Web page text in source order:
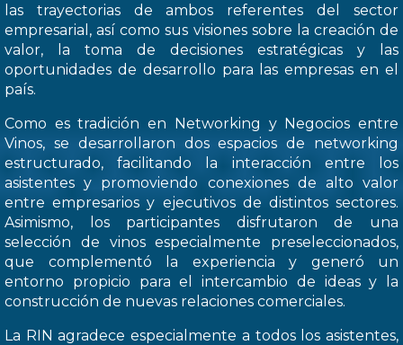
las trayectorias de ambos referentes del sector
empresarial, así como sus visiones sobre la creación de
valor, la toma de decisiones estratégicas y las
oportunidades de desarrollo para las empresas en el
país.
Como es tradición en Networking y Negocios entre
Vinos, se desarrollaron dos espacios de networking
estructurado, facilitando la interacción entre los
asistentes y promoviendo conexiones de alto valor
entre empresarios y ejecutivos de distintos sectores.
Asimismo, los participantes disfrutaron de una
selección de vinos especialmente preseleccionados,
que complementó la experiencia y generó un
entorno propicio para el intercambio de ideas y la
construcción de nuevas relaciones comerciales.
La RIN agradece especialmente a todos los asistentes,